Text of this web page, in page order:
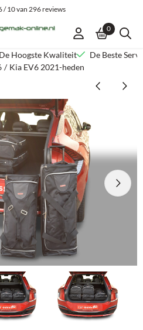
Kies instellingen of sta alle
/ 10van296reviews
0
De Hoogste Kwaliteit
De Beste
/ Kia EV6 2021-heden